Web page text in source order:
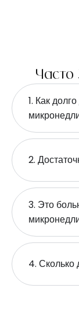
1. Как
2.
3. Это
4. Сколько